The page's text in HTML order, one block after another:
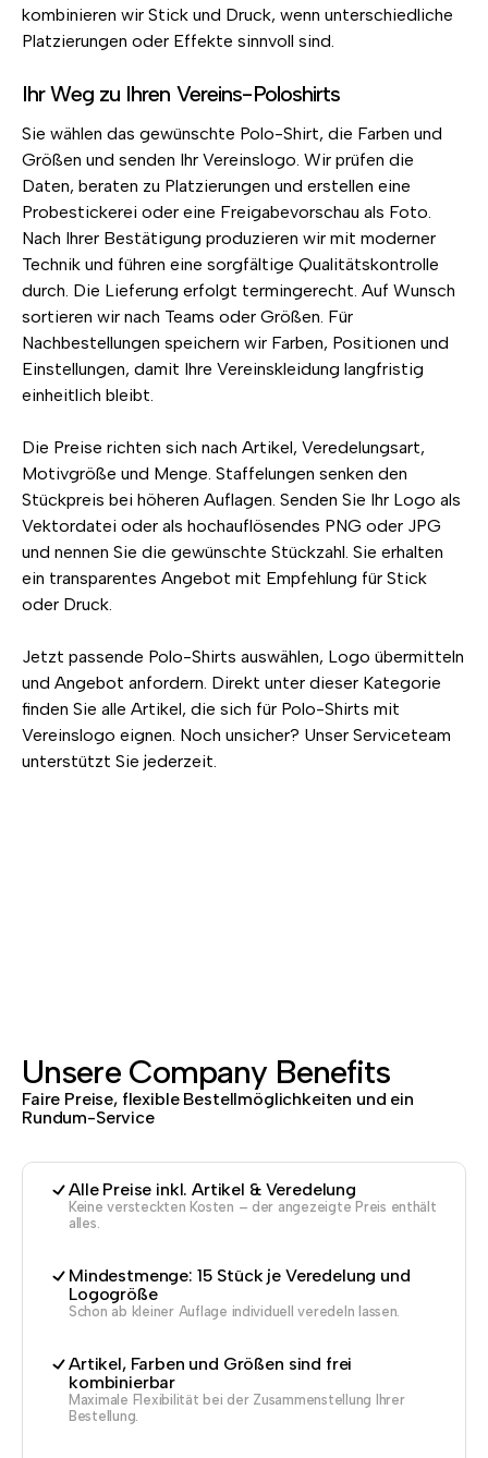
kombinieren wir Stick und Druck, wenn unterschiedliche
Platzierungen oder Effekte sinnvoll sind.
Ihr Weg zu Ihren Vereins-Poloshirts
Sie wählen das gewünschte Polo-Shirt, die Farben und
Größen und senden Ihr Vereinslogo. Wir prüfen die
Daten, beraten zu Platzierungen und erstellen eine
Probestickerei oder eine Freigabevorschau als Foto.
Nach Ihrer Bestätigung produzieren wir mit moderner
Technik und führen eine sorgfältige Qualitätskontrolle
durch. Die Lieferung erfolgt termingerecht. Auf Wunsch
sortieren wir nach Teams oder Größen. Für
Nachbestellungen speichern wir Farben, Positionen und
Einstellungen, damit Ihre Vereinskleidung langfristig
einheitlich bleibt.
Die Preise richten sich nach Artikel, Veredelungsart,
Motivgröße und Menge. Staffelungen senken den
Stückpreis bei höheren Auflagen. Senden Sie Ihr Logo als
Vektordatei oder als hochauflösendes PNG oder JPG
und nennen Sie die gewünschte Stückzahl. Sie erhalten
ein transparentes Angebot mit Empfehlung für Stick
oder Druck.
Jetzt passende Polo-Shirts auswählen, Logo übermitteln
und Angebot anfordern. Direkt unter dieser Kategorie
finden Sie alle Artikel, die sich für Polo-Shirts mit
Vereinslogo eignen. Noch unsicher? Unser Serviceteam
unterstützt Sie jederzeit.
Unsere Company Benefits
Faire Preise, flexible Bestellmöglichkeiten und ein
Rundum-Service
Alle Preise inkl. Artikel & Veredelung
Keine versteckten Kosten – der angezeigte Preis enthält
alles.
Mindestmenge: 15 Stück je Veredelung und
Logogröße
Schon ab kleiner Auflage individuell veredeln lassen.
Artikel, Farben und Größen sind frei
kombinierbar
Maximale Flexibilität bei der Zusammenstellung Ihrer
Bestellung.